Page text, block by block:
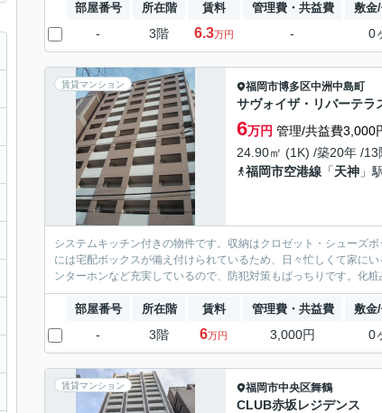
部屋番号 所在階 賃料 管理費・共益費 敷金
- 3階 6.3万円 - 0
賃貸マンション 福岡市博多区中洲中島町
サヴォイザ・リバーテラ
6万円 管理/共益費3,000
24.90㎡ (1K) /築20年 /13
福岡市空港線 「天神 」
システムキッチン付きの物件です。収納はクロゼット・シューズ
には宅配ボックスが備え付けられているため、日々忙しくて家に
ンターホンなど充実しているので、防犯対策もばっちりです。化
部屋番号 所在階 賃料 管理費・共益費 敷金
- 3階 6万円 3,000円 0
賃貸マンション 福岡市中央区舞鶴
CLUB赤坂レジデンス